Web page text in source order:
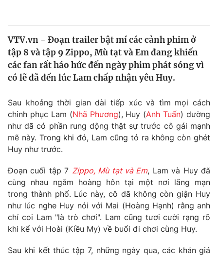
Tin tức
Thế giới đó đây
Câu chuyện quốc tế
Kinh tế
Tài chính
Góc doanh nghiệp
Dữ liệu và đời sống
Truyền hình
Phim VTV
Hậu trường
Nhân vật
Khán giả
Giải sao mai
Giải trí
Âm nhạc
Sao
Đời sống
Du lịch
Làm đẹp
Chất lượng cuộc sống
Giáo dục
Tuyển sinh
Học trực tuyến
Công nghệ
Giao lưu trực tuyến
VTV.vn - Đoạn trailer bật mí các cảnh phim ở
tập 8 và tập 9 Zippo, Mù tạt và Em đang khiến
các fan rất háo hức đến ngày phim phát sóng vì
có lẽ đã đến lúc Lam chấp nhận yêu Huy.
Sau khoảng thời gian dài tiếp xúc và tìm mọi cách
chinh phục Lam (Nhã Phương), Huy (Anh Tuấn) dường
như đã có phần rung động thật sự trước cô gái mạnh
mẽ này. Trong khi đó, Lam cũng tỏ ra không còn ghét
Huy như trước.
Đoạn cuối tập 7 Zippo, Mù tạt và Em, Lam và Huy đã
cùng nhau ngắm hoàng hôn tại một nơi lãng mạn
trong thành phố. Lúc này, cô đã không còn giận Huy
như lúc nghe Huy nói với Mai (Hoàng Hạnh) rằng anh
chỉ coi Lam "là trò chơi". Lam cũng tươi cười rạng rõ
khi kể với Hoài (Kiều My) về buổi đi chơi cùng Huy.
Sau khi kết thúc tập 7, những ngày qua, các khán giả